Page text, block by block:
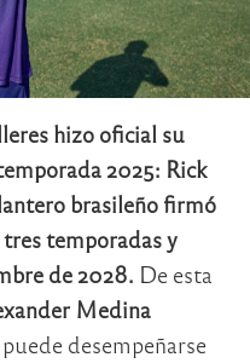
hizo oficial su
2025: Rick
brasileño firmó
temporadas y
de 2028. De esta
Medina
desempeñarse